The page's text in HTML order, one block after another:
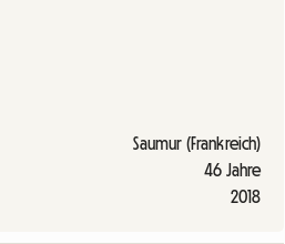
Saumur (Frankreich)
46 Jahre
2018